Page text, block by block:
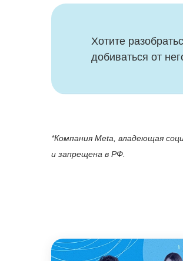
Хотите
добиваться от
*Компания Meta, владеющая
и запрещена в РФ.